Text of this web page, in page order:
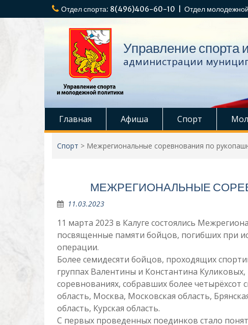
к
Отдел спорта: 8(496)406-60-10 | Отдел
Управление спорта
администрации
Главная Афиша Спорт
Спорт > Межрегиональные соревнования по
МЕЖРЕГИОНАЛЬНЫЕ
11.03.2023
11 марта 2023 в Калуге состоялись
посвященные памяти бойцов, погибших при
операции.
Более семидесяти бойцов, проходящих
группах Валентины и Константина
соревнованиях, собравших более четырёхсот
область, Москва, Московская область,
область, Курская область.
С первых проведенных поединков стало